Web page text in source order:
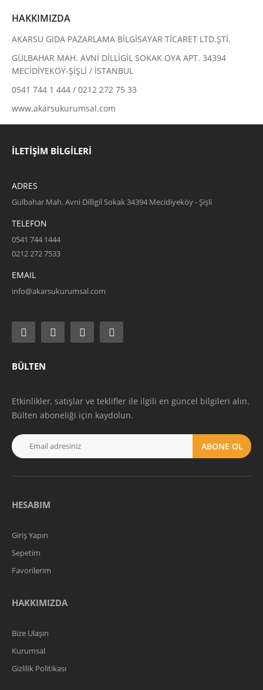
HAKKIMIZDA
AKARSU GIDA PAZARLAMA BİLGİSAYAR TİCARET LTD.ŞTİ.
GÜLBAHAR MAH. AVNİ DİLLİGİL SOKAK OYA APT. 34394
MECİDİYEKÖY-ŞİŞLİ / İSTANBUL
0541 744 1 444 / 0212 272 75 33
www.akarsukurumsal.com
İLETIŞIM BILGILERI
ADRES
Gülbahar Mah. Avni Dilligil Sokak 34394 Mecidiyeköy - Şişli
TELEFON
0541 744 1444
0212 272 7533
EMAIL
info@akarsukurumsal.com
BÜLTEN
Etkinlikler, satışlar ve teklifler ile ilgili en güncel bilgileri alın.
Bülten aboneliği için kaydolun.
ABONE OL
HESABIM
Giriş Yapın
Sepetim
Favorilerim
HAKKIMIZDA
Bize Ulaşın
Kurumsal
Gizlilik Politikası